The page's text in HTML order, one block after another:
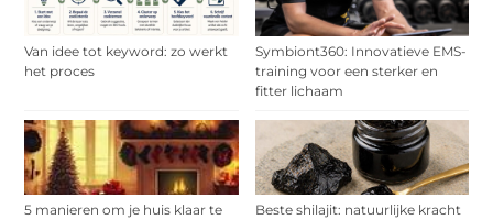
Van idee tot keyword: zo werkt
het proces
Symbiont360: Innovatieve EMS-
training voor een sterker en
fitter lichaam
5 manieren om je huis klaar te
Beste shilajit: natuurlijke kracht